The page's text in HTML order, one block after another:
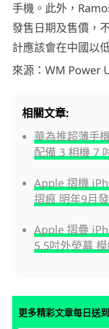
手機。此外，
發售日期及售價，
計應該會在中國以
來源：WM Power
相關文章:
華為推超薄手
配備 3 相機 7
Apple 摺機
摺痕 明年9月
Apple 摺疊
5.5吋外熒幕
更多精彩文章每日送